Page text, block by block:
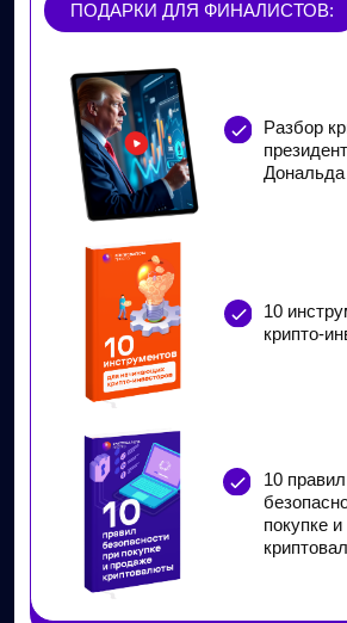
117% среднегодовая доходность
долгосрочного портфеля
от торговли активами
Живу на стабильный доход от крипто-
инвестиций с 2020 года
11 лет практики заработка
на криптовалюте
Результаты
моих учеников